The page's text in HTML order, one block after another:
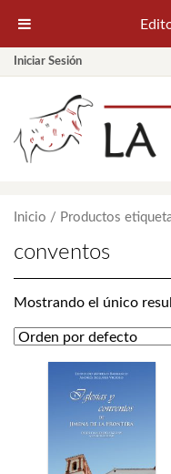
Iniciar Sesión
Inicio / Productos
conventos
Mostrando el único